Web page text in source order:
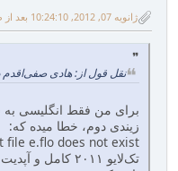
ژانویه 07, 2012, 10:24:10 بعد از ظهر
نقل قول از: هادی صفی‌اقدم در ژانویه 07, 2012,
برای من فقط انگلیسی به
زیندی دوم، خطا میده که:
file e.flo does not exist
تک‌لایو ۲۰۱۱ کامل و آپدیت کامل نصب دارم.